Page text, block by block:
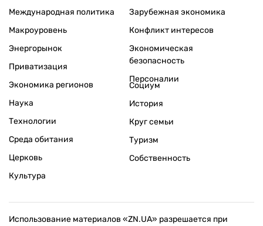
Международная политика
Макроуровень
Энергорынок
Приватизация
Экономика регионов
Зарубежная экономика
Конфликт интересов
Экономическая
безопасность
Персоналии
Наука
Технологии
Среда обитания
Церковь
Культура
Социум
История
Круг семьи
Туризм
Собственность
Использование материалов «ZN.UA» разрешается при